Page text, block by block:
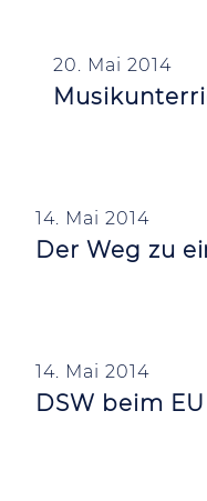
20. Mai 2014
14. Mai 2014
Der Weg zu
14. Mai 2014
DSW beim